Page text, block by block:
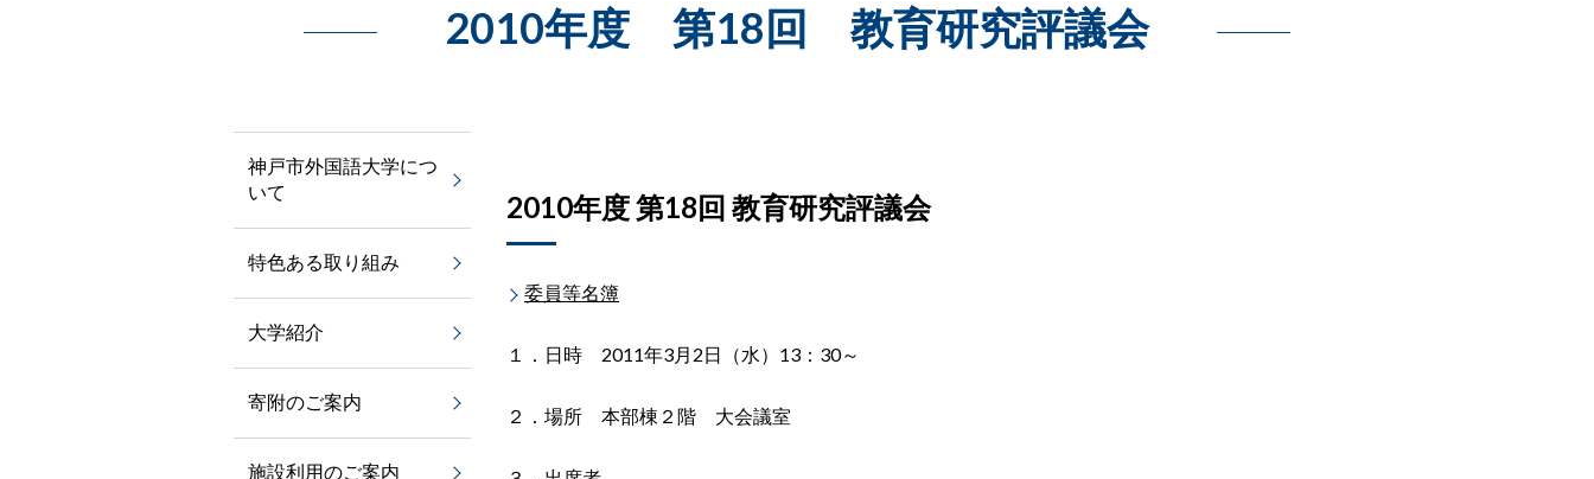
2010年度 第18回 教育研究評議会
2010年度 第18回 教育研究評議会
委員等名簿
１．日時 2011年3月2日（水）13：30～
２．場所 本部棟２階 大会議室
神戸市外国語大学につ
いて
特色ある取り組み
大学紹介
寄附のご案内
施設利用のご案内